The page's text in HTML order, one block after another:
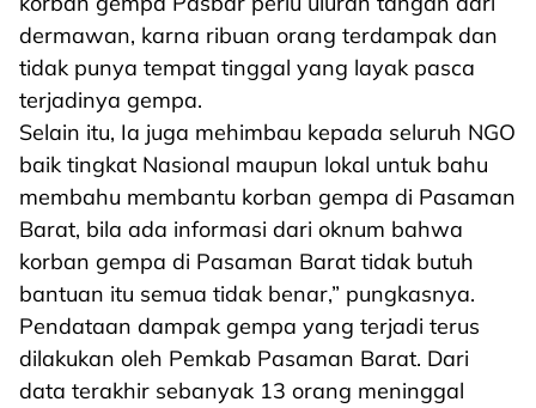
dermawan, karna ribuan orang terdampak dan
tidak punya tempat tinggal yang layak pasca
terjadinya gempa.
Selain itu, Ia juga mehimbau kepada seluruh NGO
baik tingkat Nasional maupun lokal untuk bahu
membahu membantu korban gempa di Pasaman
Barat, bila ada informasi dari oknum bahwa
korban gempa di Pasaman Barat tidak butuh
bantuan itu semua tidak benar,” pungkasnya.
Pendataan dampak gempa yang terjadi terus
dilakukan oleh Pemkab Pasaman Barat. Dari
data terakhir sebanyak 13 orang meninggal